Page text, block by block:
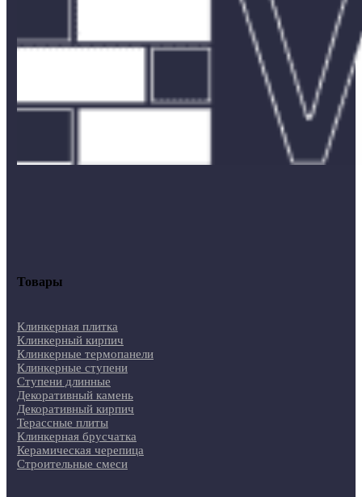
Товары
Клинкерная плитка
Клинкерный кирпич
Клинкерные термопанели
Клинкерные ступени
Ступени длинные
Декоративный камень
Декоративный кирпич
Терассные плиты
Клинкерная брусчатка
Керамическая черепица
Строительные смеси